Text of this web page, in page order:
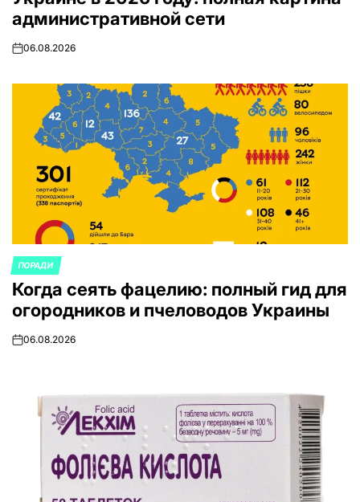
административной сети
on06.08.2026
ОПУБЛИКОВАНО
В
ПОРАДИ
Когда сеять фацелию: полный гид для
огородников и пчеловодов Украины
on06.08.2026